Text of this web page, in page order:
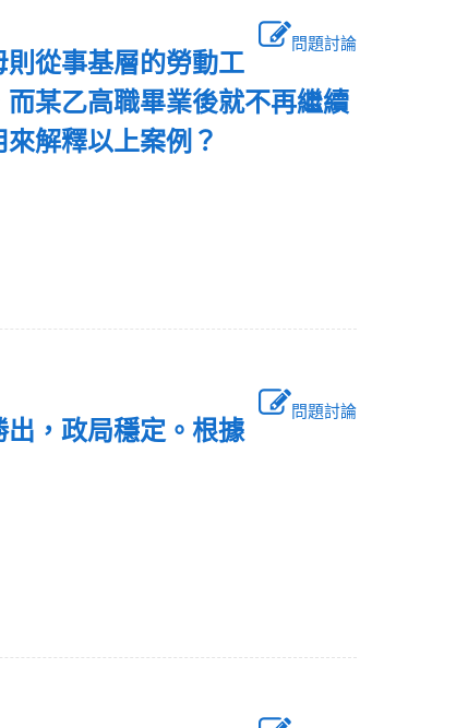
問題討論
從事基層的勞動工
某乙高職畢業後就不再繼續
來解釋以上案例？
問題討論
，政局穩定。根據